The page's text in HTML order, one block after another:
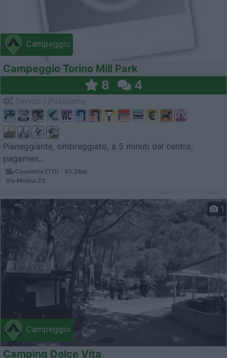
Campeggio
Campeggio Torino Mill Park
8 4
Pianeggiante, ombreggiato, a 5 minuti dal centro,
pagamen...
Caselette (TO) - 61.2km
Via Molino 29
Campeggio
1
Camping Dolce Vita